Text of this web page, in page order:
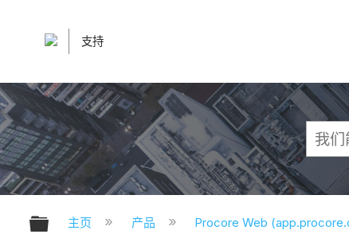
支持
扩展/隐缩全局层次
主页 产品 Procore Web